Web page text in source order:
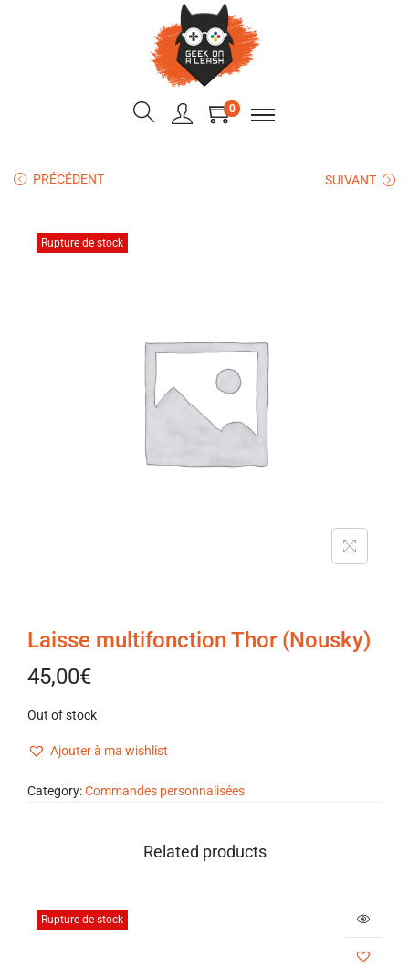
0
PRÉCÉDENT SUIVANT
Rupture de stock
Laisse multifonction Thor (Nousky)
45,00€
Out of stock
Ajouter à ma wishlist
Category:Commandes personnalisées
Related products
Rupture de stock